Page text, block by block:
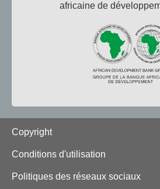
africaine de
Footer
Copyright
Conditions d'utilisation
Politiques des réseaux sociaux